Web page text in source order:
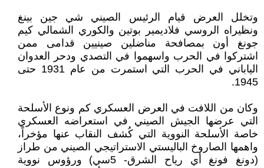
وتخلل العرض قيام الرئيس الصيني شي جين بينغ
ونظيراه الروسي فلاديمير بوتين والكوري الشمالي كيم
جونغ أون بمصافحة مناضلين صينيين قدامى ممن
اشتركوا في الحرب واسهموا في التصدي ودحر العدوان
الياباني في الحرب التي استمرت من عام 1931 حتى
1945.
وكان من اللافت في العرض العسكري كم ونوع الأسلحة
التي عرضها الجيش الصيني في استعراضه العسكري
خاصة الأسلحة النووية التي كُشف النقاب عنها مؤخراً،
واهمها الصاروخ الباليستي الاستراتيجي الصيني من طراز
(دونغ فونغ أي رياح الشرق- 5سي) ورؤوس نووية